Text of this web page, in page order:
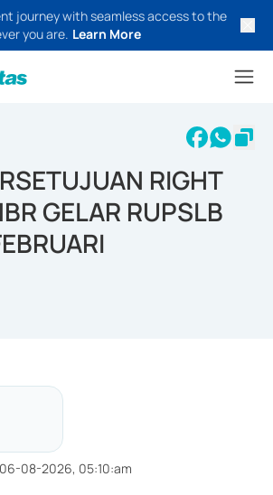
journey with seamless access to the
you are. Learn More
RIGHT
GELAR RUPSLB
06-08-2026, 05:10:am